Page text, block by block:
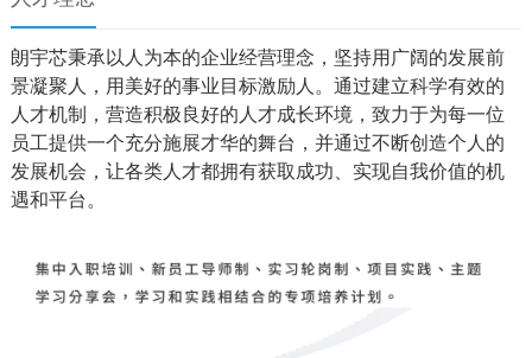
朗宇芯秉承以人为本的企业经营理念，坚持用广阔的发展前
景凝聚人，用美好的事业目标激励人。通过建立科学有效的
人才机制，营造积极良好的人才成长环境，致力于为每一位
员工提供一个充分施展才华的舞台，并通过不断创造个人的
发展机会，让各类人才都拥有获取成功、实现自我价值的机
遇和平台。